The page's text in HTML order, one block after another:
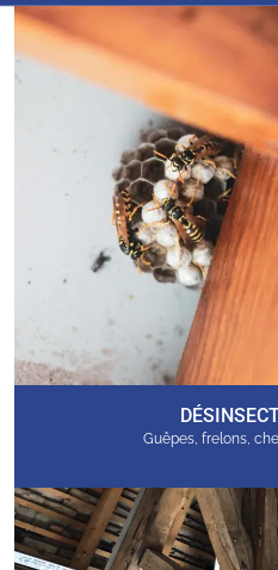
Guêpes, frelons,